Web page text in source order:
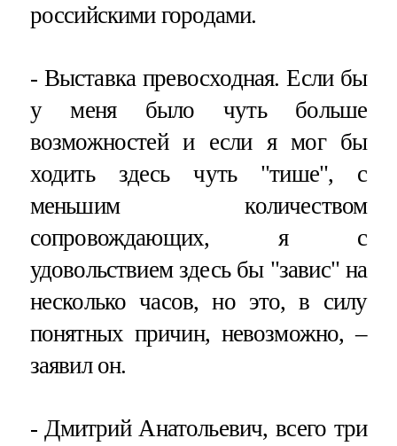
российскими городами.
- Выставка превосходная. Если бы
у меня было чуть больше
возможностей и если я мог бы
ходить здесь чуть "тише", с
меньшим количеством
сопровождающих, я с
удовольствием здесь бы "завис" на
несколько часов, но это, в силу
понятных причин, невозможно, –
заявил он.
- Дмитрий Анатольевич, всего три